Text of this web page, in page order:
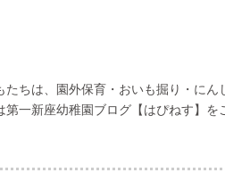
ちは、園外保育・おいも掘り・にん
一新座幼稚園ブログ【はぴねす】を